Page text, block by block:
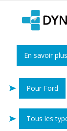
En savoir
Pour Ford
Tous les